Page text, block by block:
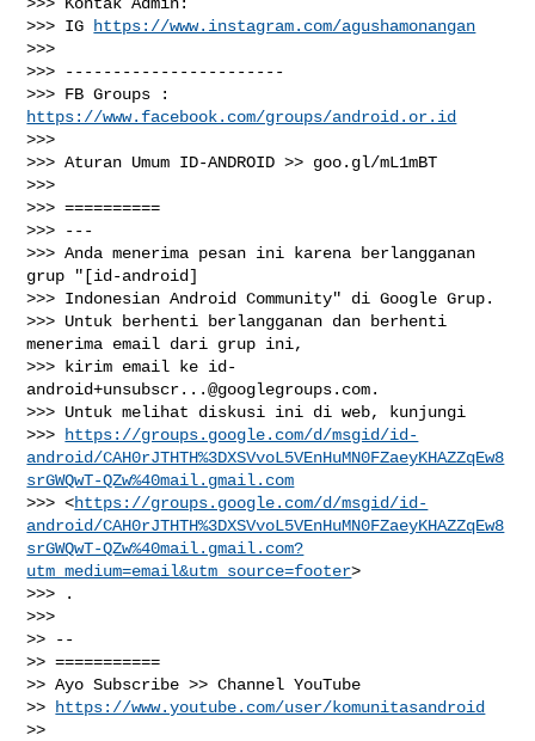
>>> IG
https://www.instagram.com/agushamonangan
>>>
>>> -----------------------
https://www.facebook.com/groups/android.or.id
>>>
>>> Aturan Umum ID-ANDROID >> goo.gl/mL1mBT
>>>
>>> ==========
>>> ---
>>> Anda menerima pesan ini karena berlangganan
grup "[id-android]
>>> Indonesian Android Community" di Google Grup.
>>> Untuk berhenti berlangganan dan berhenti
menerima email dari grup ini,
>>> kirim email ke id-
android+unsubscr...@googlegroups.com.
>>> Untuk melihat diskusi ini di web, kunjungi
>>>
https://groups.google.com/d/msgid/id-
android/CAH0rJTHTH%3DXSVvoL5VEnHuMN0FZaeyKHAZZqEw8
srGWQwT-QZw%40mail.gmail.com
>>> <https://groups.google.com/d/msgid/id-
android/CAH0rJTHTH%3DXSVvoL5VEnHuMN0FZaeyKHAZZqEw8
srGWQwT-QZw%40mail.gmail.com?
utm_medium=email&utm_source=footer>
>>> .
>>>
>> --
>> ===========
>> Ayo Subscribe >> Channel YouTube
>>
https://www.youtube.com/user/komunitasandroid
>>